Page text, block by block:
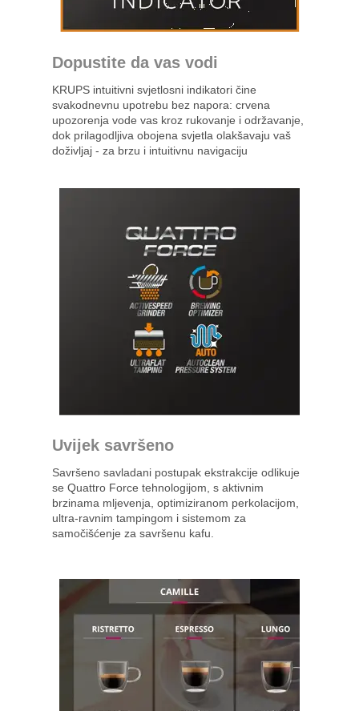
Dopustite da vas vodi
KRUPS intuitivni svjetlosni indikatori čine
svakodnevnu upotrebu bez napora: crvena
upozorenja vode vas kroz rukovanje i održavanje,
dok prilagodljiva obojena svjetla olakšavaju vaš
doživljaj - za brzu i intuitivnu navigaciju
Uvijek savršeno
Savršeno savladani postupak ekstrakcije odlikuje
se Quattro Force tehnologijom, s aktivnim
brzinama mljevenja, optimiziranom perkolacijom,
ultra-ravnim tampingom i sistemom za
samočišćenje za savršenu kafu.